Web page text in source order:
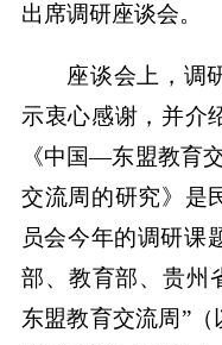
出席调研座谈会。
座谈会上，调
示衷心感谢，并介
《中国—东盟教育
交流周的研究》是
员会今年的调研课
部、教育部、贵州
东盟教育交流周”